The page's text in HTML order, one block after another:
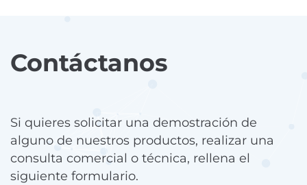
Contáctanos
Si quieres solicitar una demostración de
alguno de nuestros productos, realizar una
consulta comercial o técnica, rellena el
siguiente formulario.